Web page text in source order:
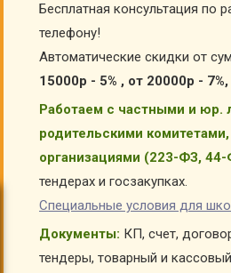
Бесплатная консультация по
телефону!
Автоматические скидки от
15000р - 5% , от 20000р -
Работаем с частными и юр.
родительскими
организациями (223-ФЗ,
тендерах и госзакупках.
Специальные условия для
Документы: КП, счет,
тендеры, товарный и